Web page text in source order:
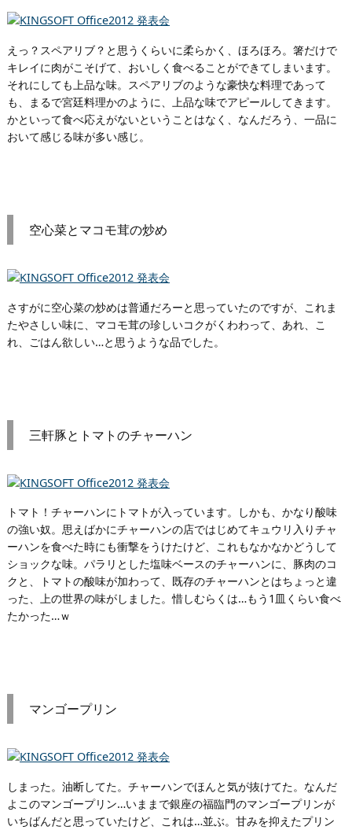
えっ？スペアリブ？と思うくらいに柔らかく、ほろほろ。箸だけで
キレイに肉がこそげて、おいしく食べることができてしまいます。
それにしても上品な味。スペアリブのような豪快な料理であって
も、まるで宮廷料理かのように、上品な味でアピールしてきます。
かといって食べ応えがないということはなく、なんだろう、一品に
おいて感じる味が多い感じ。
空心菜とマコモ茸の炒め
さすがに空心菜の炒めは普通だろーと思っていたのですが、これま
たやさしい味に、マコモ茸の珍しいコクがくわわって、あれ、こ
れ、ごはん欲しい…と思うような品でした。
三軒豚とトマトのチャーハン
トマト！チャーハンにトマトが入っています。しかも、かなり酸味
の強い奴。思えばかにチャーハンの店ではじめてキュウリ入りチャ
ーハンを食べた時にも衝撃をうけたけど、これもなかなかどうして
ショックな味。パラリとした塩味ベースのチャーハンに、豚肉のコ
クと、トマトの酸味が加わって、既存のチャーハンとはちょっと違
った、上の世界の味がしました。惜しむらくは…もう1皿くらい食べ
たかった…ｗ
マンゴープリン
しまった。油断してた。チャーハンでほんと気が抜けてた。なんだ
よこのマンゴープリン…いままで銀座の福臨門のマンゴープリンが
いちばんだと思っていたけど、これは…並ぶ。甘みを抑えたプリン